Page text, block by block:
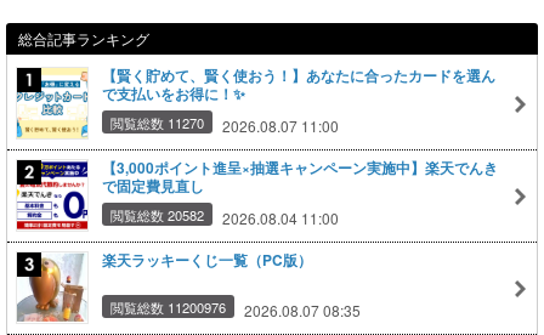
総合記事ランキング
【賢く貯めて、賢く使おう！】あなたに合ったカードを選ん
で支払いをお得に！✨
閲覧総数 11270 2026.08.07 11:00
【3,000ポイント進呈×抽選キャンペーン実施中】楽天でんき
で固定費見直し
閲覧総数 20582 2026.08.04 11:00
楽天ラッキーくじ一覧（PC版）
閲覧総数 11200976 2026.08.07 08:35